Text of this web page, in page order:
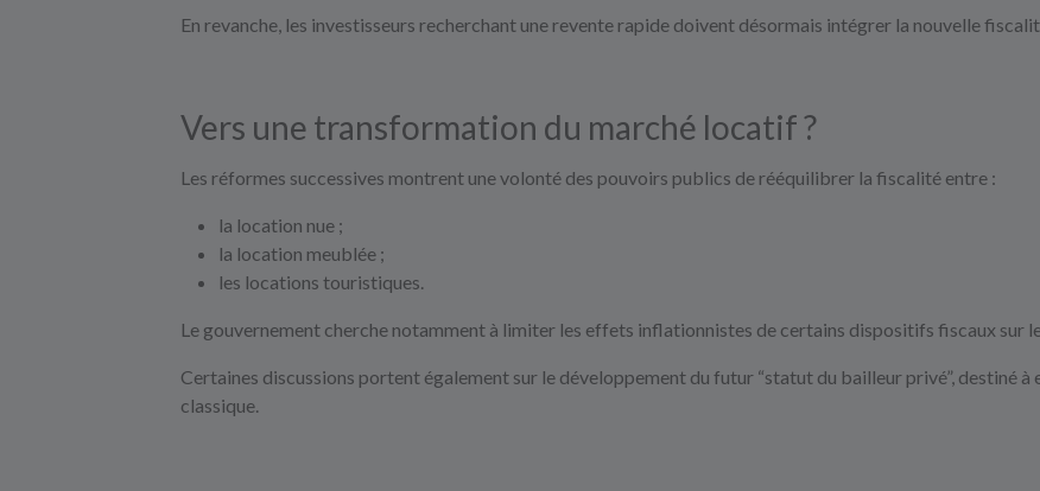
En revanche, les investisseurs recherchant une revente rapide doivent désormais intégrer la nouvelle
Vers une transformation du marché locatif ?
Les réformes successives montrent une volonté des pouvoirs publics de rééquilibrer la fiscalité entre :
la location nue ;
la location meublée ;
les locations touristiques.
Le gouvernement cherche notamment à limiter les effets inflationnistes de certains dispositifs fiscaux sur
Certaines discussions portent également sur le développement du futur “statut du bailleur privé”, destiné
classique.